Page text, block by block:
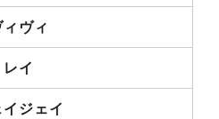
ィヴィ
レイ
イジェイ